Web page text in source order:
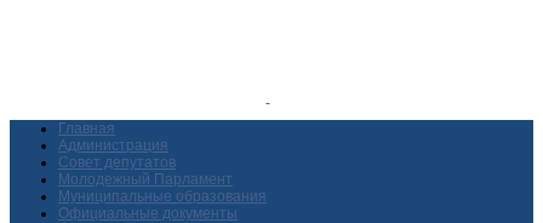
Главная
Администрация
Совет депутатов
Молодежный Парламент
Муниципальные образования
Официальные документы